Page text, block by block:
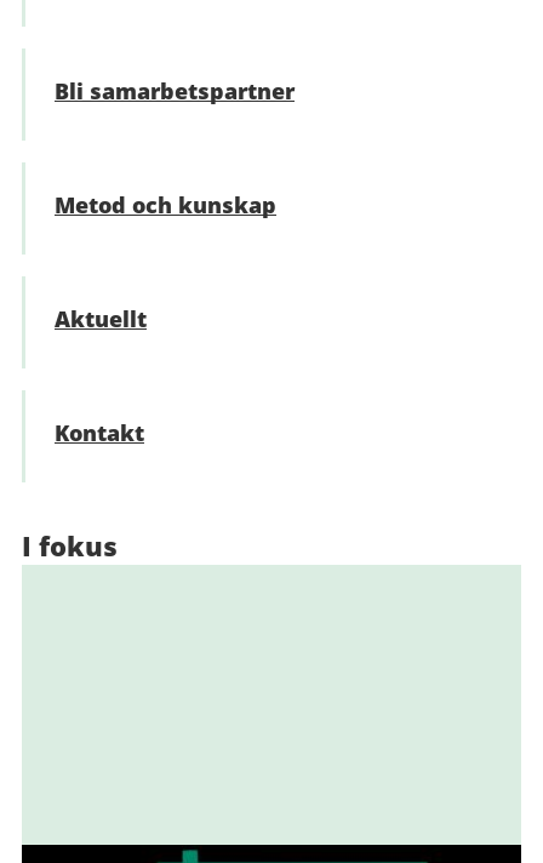
Bli samarbetspartner
Metod och kunskap
Aktuellt
Kontakt
I fokus